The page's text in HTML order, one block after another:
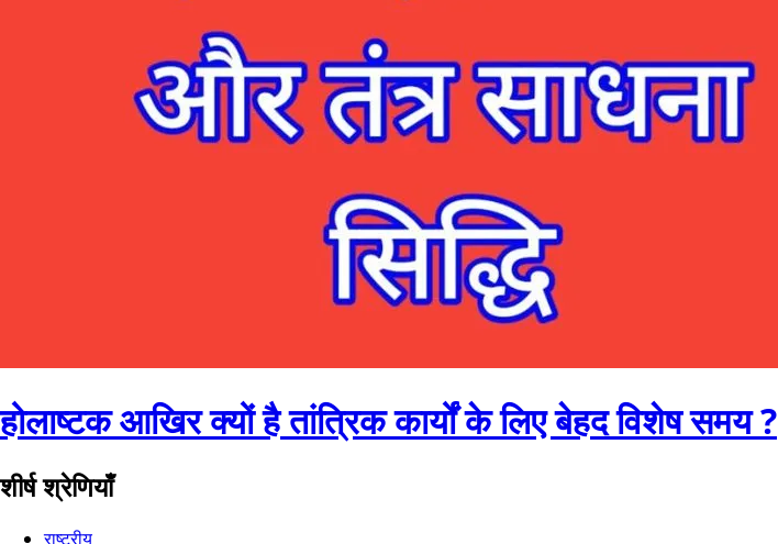
होलाष्टक आखिर क्यों है तांत्रिक कार्यों के लिए बेहद विशेष समय ?
शीर्ष श्रेणियाँ
राष्ट्रीय